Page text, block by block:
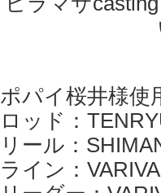
ポパイ桜井様使
ロッド：
リール：
ライン：